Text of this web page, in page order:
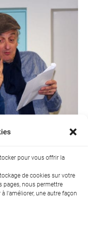
pour vous offrir la
de cookies sur votre
pages, nous permettre
l'améliorer, une autre façon